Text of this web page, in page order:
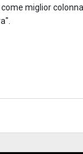
miglior